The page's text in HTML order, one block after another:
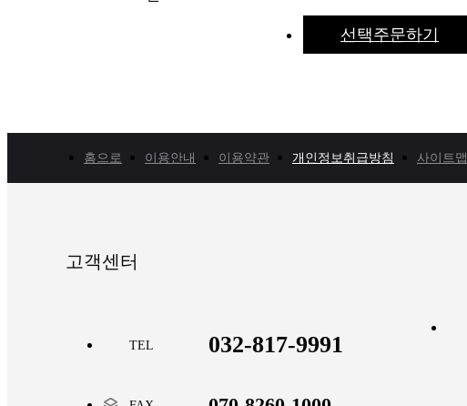
선택주문하기
홈으로 이용안내 이용약관 개인정보취급방침 사이트맵
고객센터
TEL 032-817-9991